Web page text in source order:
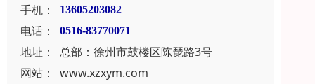
手机：
13605203082
电话： 0516-83770071
地址：
总部：徐州市鼓楼区陈琵路3号
网站：
www.xzxym.com